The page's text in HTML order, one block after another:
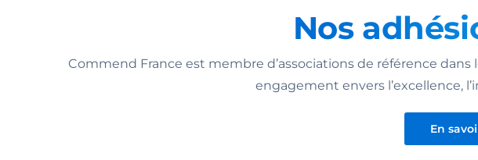
Nos
Commend France est membre d’associations de référence
engagement envers l’excellence,
En